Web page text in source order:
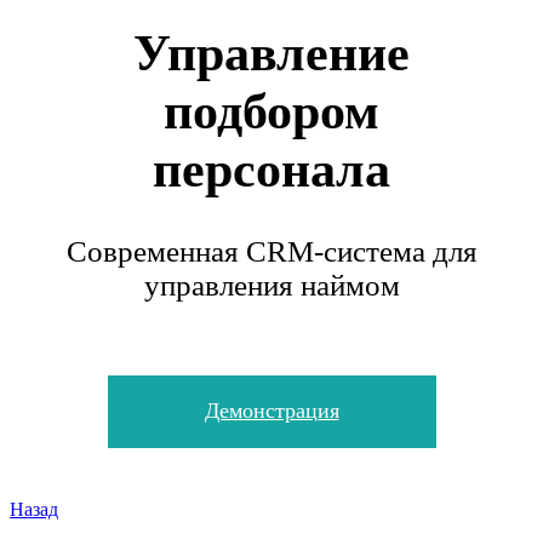
Управление
подбором
персонала
Современная CRM-система для
управления наймом
Демонстрация
Назад